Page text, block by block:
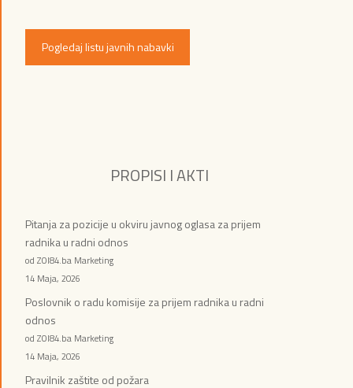
Pogledaj listu javnih nabavki
PROPISI I AKTI
Pitanja za pozicije u okviru javnog oglasa za prijem
radnika u radni odnos
od ZOI84.ba Marketing
14 Maja, 2026
Poslovnik o radu komisije za prijem radnika u radni
odnos
od ZOI84.ba Marketing
14 Maja, 2026
Pravilnik zaštite od požara